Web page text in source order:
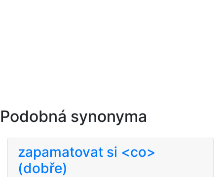
Podobná synonyma
zapamatovat si <co>
(dobře)